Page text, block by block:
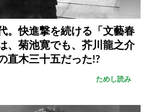
。快進撃を続ける「文藝春
、菊池寛でも、芥川龍之介
直木三十五だった!?
ためし読み